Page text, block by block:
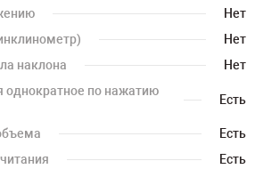
Нет
Нет
наклона
Нет
однократное по нажатию
Есть
Есть
Есть